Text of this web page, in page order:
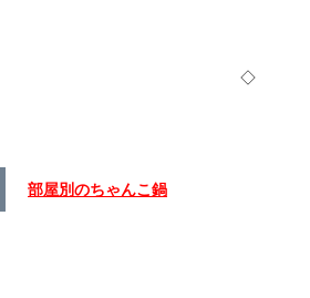
◇
部屋別のちゃんこ鍋